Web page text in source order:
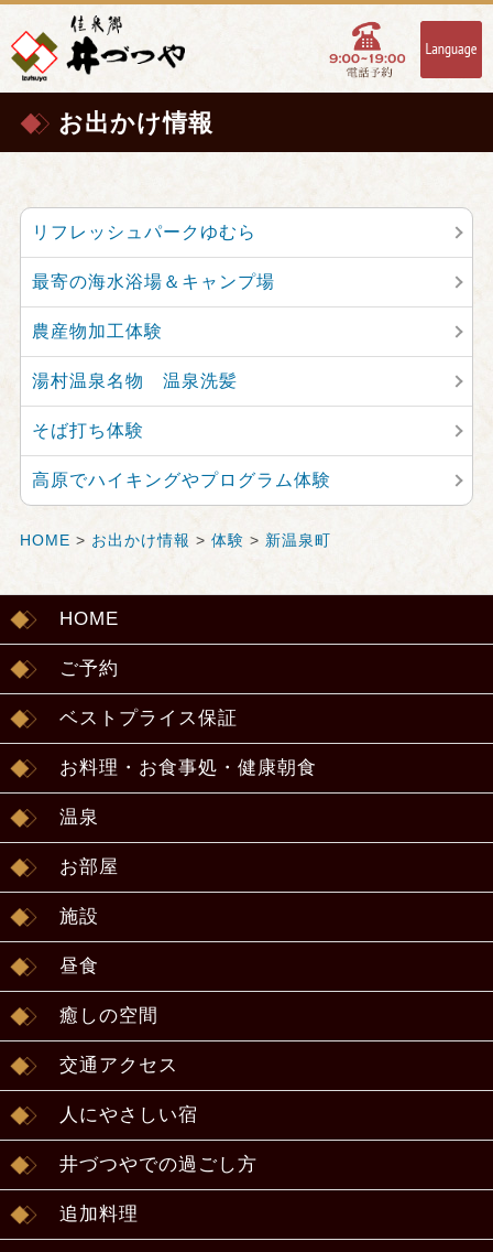
お出かけ情報
リフレッシュパークゆむら
最寄の海水浴場＆キャンプ場
農産物加工体験
湯村温泉名物 温泉洗髪
そば打ち体験
高原でハイキングやプログラム体験
HOME > お出かけ情報 > 体験 > 新温泉町
HOME
ご予約
ベストプライス保証
お料理・お食事処・健康朝食
温泉
お部屋
施設
昼食
癒しの空間
交通アクセス
人にやさしい宿
井づつやでの過ごし方
追加料理